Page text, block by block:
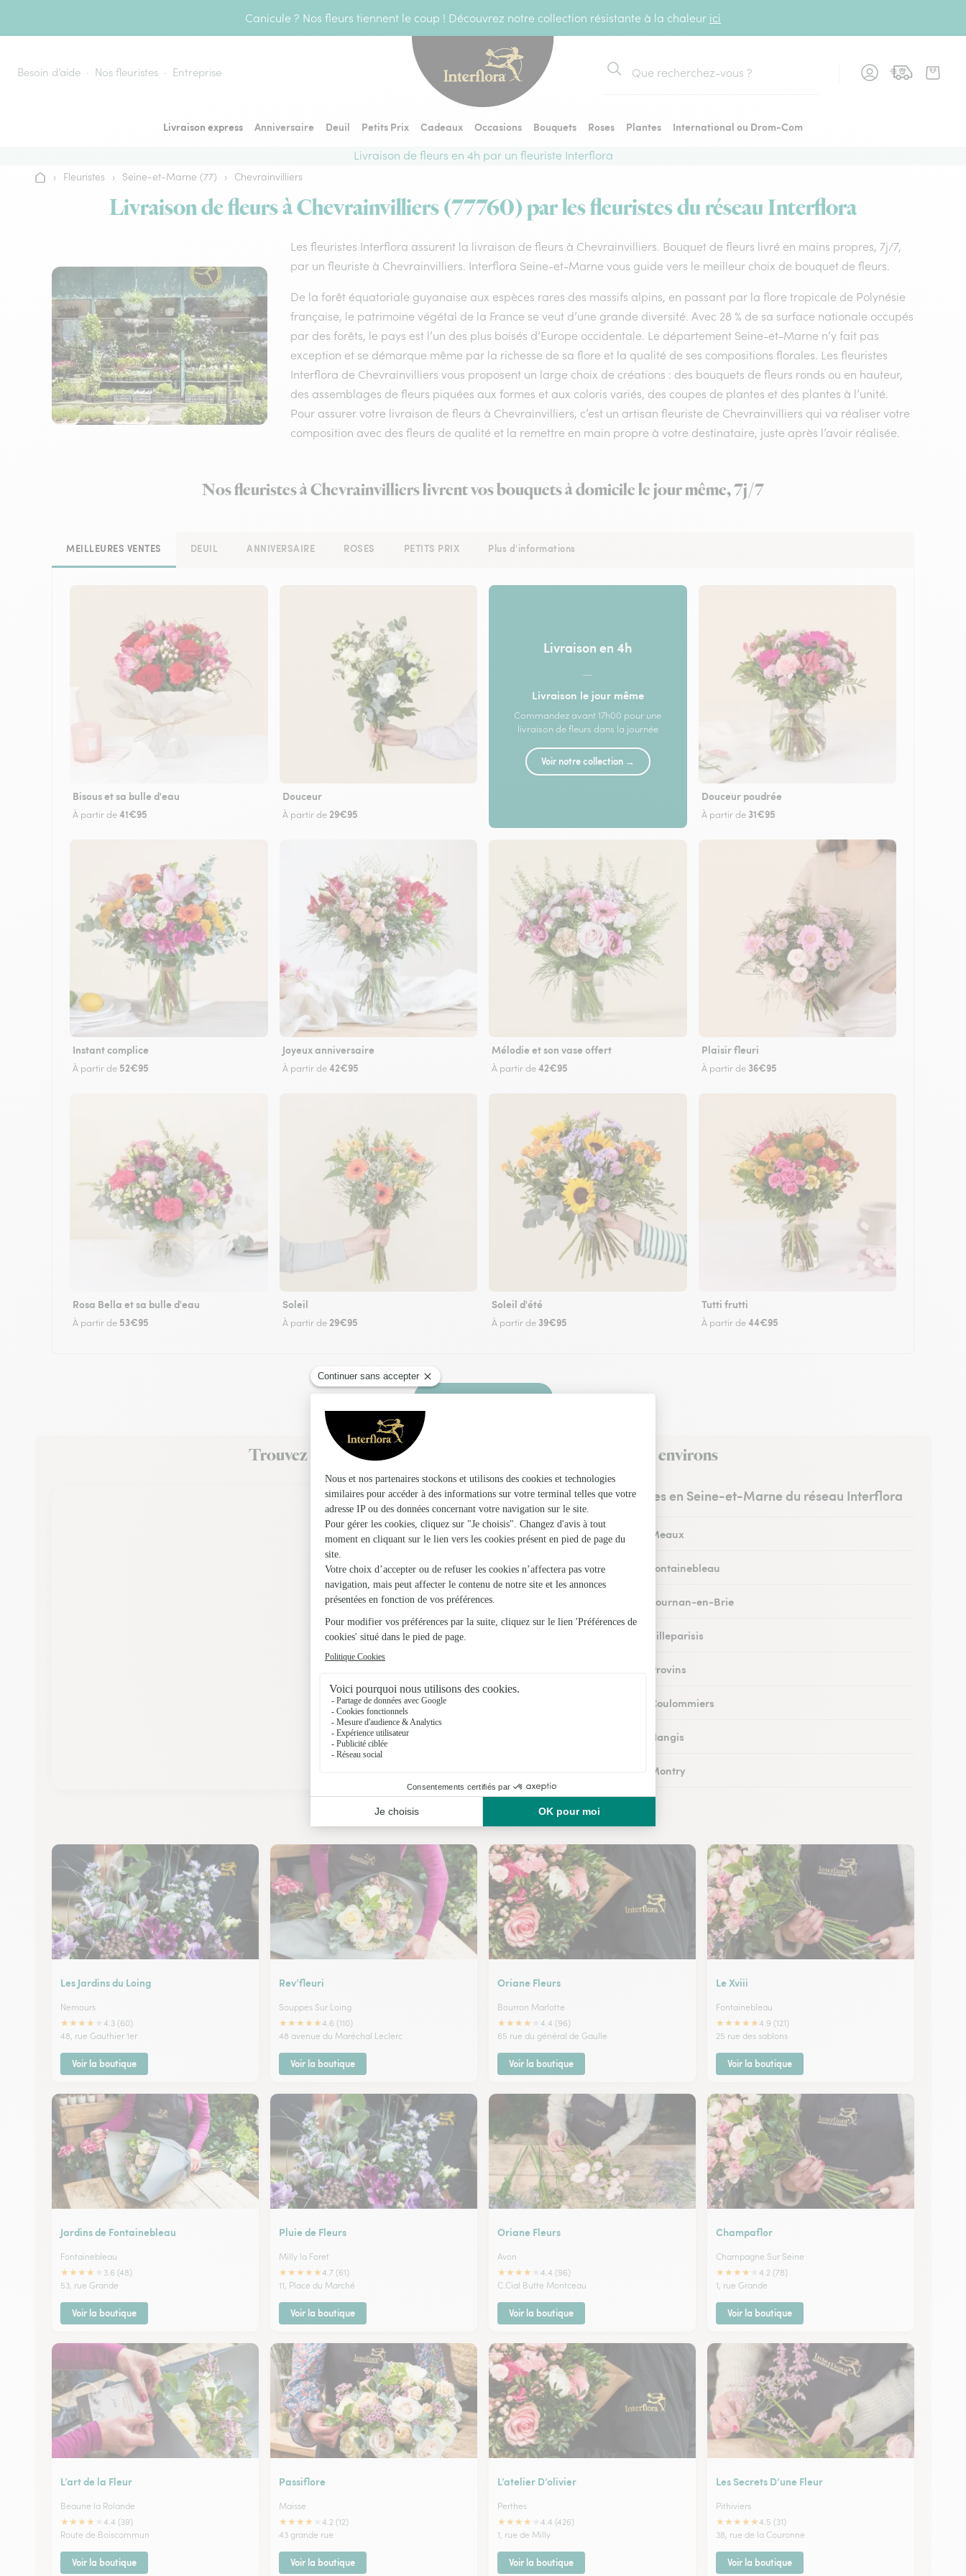
Canicule ? Nos fleurs tiennent le coup ! Découvrez notre collection résistante à la chaleur ici
Besoin d’aide Nos fleuristes Entreprise
Rechercher
Livraison express Anniversaire Deuil Petits Prix Cadeaux Occasions Bouquets Roses Plantes
International ou Drom-Com
Livraison de fleurs en 4h par un fleuriste Interflora
Accueil
› Fleuristes › Seine-et-Marne (77) › Chevrainvilliers
Livraison de fleurs à Chevrainvilliers (77760) par les fleuristes du réseau Interflora
Les fleuristes Interflora assurent la livraison de fleurs à Chevrainvilliers. Bouquet de fleurs livré en mains propres, 7j/7,
par un fleuriste à Chevrainvilliers. Interflora Seine-et-Marne vous guide vers le meilleur choix de bouquet de fleurs.
De la forêt équatoriale guyanaise aux espèces rares des massifs alpins, en passant par la flore tropicale de Polynésie
française, le patrimoine végétal de la France se veut d’une grande diversité. Avec 28 % de sa surface nationale occupés
par des forêts, le pays est l’un des plus boisés d’Europe occidentale. Le département Seine-et-Marne n’y fait pas
exception et se démarque même par la richesse de sa flore et la qualité de ses compositions florales. Les fleuristes
Interflora de Chevrainvilliers vous proposent un large choix de créations : des bouquets de fleurs ronds ou en hauteur,
des assemblages de fleurs piquées aux formes et aux coloris variés, des coupes de plantes et des plantes à l’unité.
Pour assurer votre livraison de fleurs à Chevrainvilliers, c’est un artisan fleuriste de Chevrainvilliers qui va réaliser votre
composition avec des fleurs de qualité et la remettre en main propre à votre destinataire, juste après l’avoir réalisée.
Nos fleuristes à Chevrainvilliers livrent vos bouquets à domicile le jour même, 7j/7
MEILLEURES VENTES DEUIL ANNIVERSAIRE ROSES PETITS PRIX Plus d'informations
Bisous et sa bulle d'eau
À partir de41€95
Douceur
À partir de 29€95
Livraison en 4h
—
Livraison le jour même
Commandez avant 17h00 pour une
livraison de fleurs dans la journée
Voir notre collection →
Douceur poudrée
À partir de 31€95
Instant complice
À partir de 52€95
Joyeux anniversaire
À partir de42€95
Mélodie et son vase offert
À partir de42€95
Plaisir fleuri
À partir de 36€95
Rosa Bella et sa bulle d'eau
À partir de 53€95
Soleil
À partir de 29€95
Soleil d'été
À partir de 39€95
Tutti frutti
À partir de44€95
Faire livrer des fleurs
Trouvez un fleuriste Interflora à Chevrainvilliers et dans ses environs
Les fleuristes en Seine-et-Marne du réseau Interflora
Fleuristes à Meaux
Fleuristes à Fontainebleau
Fleuristes à Tournan-en-Brie
Fleuristes à Villeparisis
Fleuristes à Provins
Fleuristes à Coulommiers
Fleuristes à Nangis
Fleuristes à Montry
Nos fleuristes à Chevrainvilliers
Les Jardins du Loing
Nemours
★★★★
4.3 (60)
48, rue Gauthier 1er
Voir la boutique
Rev’fleuri
Souppes Sur Loing
★★★★★4.6 (110)
48 avenue du Maréchal Leclerc
Voir la boutique
Oriane Fleurs
Bourron Marlotte
★★★★
4.4 (96)
65 rue du général de Gaulle
Voir la boutique
Le Xviii
Fontainebleau
★★★★★4.9 (121)
25 rue des sablons
Voir la boutique
Jardins de Fontainebleau
Fontainebleau
★★★★
3.6 (48)
53, rue Grande
Voir la boutique
Pluie de Fleurs
Milly la Foret
★★★★★4.7 (61)
11, Place du Marché
Voir la boutique
Oriane Fleurs
Avon
★★★★
4.4 (96)
C.Cial Butte Montceau
Voir la boutique
Champaflor
Champagne Sur Seine
★★★★
4.2 (78)
1, rue Grande
Voir la boutique
L’art de la Fleur
Beaune la Rolande
★★★★
4.4 (39)
Route de Boiscommun
Voir la boutique
Passiflore
Maisse
★★★★
4.2 (12)
43 grande rue
Voir la boutique
L’atelier D’olivier
Perthes
★★★★
4.4 (426)
1, rue de Milly
Voir la boutique
Les Secrets D’une Fleur
Pithiviers
★★★★★4.5 (31)
38, rue de la Couronne
Voir la boutique